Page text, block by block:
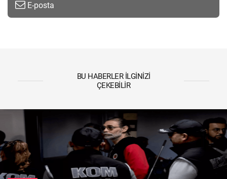
E-posta
BU HABERLER İLGINIZI
ÇEKEBILIR